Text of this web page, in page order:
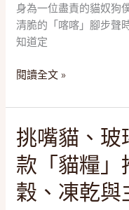
搞
懂
304/316、
層
熱
與
矽
膠
蓋
身為一位盡責的貓奴狗
清脆的「喀喀」腳步聲
知道定
2025
五
款
「寵
物
剪/
磨
甲
器」
推
閱讀全文 »
挑嘴貓、
款「貓糧」
穀、凍乾與
挑
嘴
貓、
玻
璃